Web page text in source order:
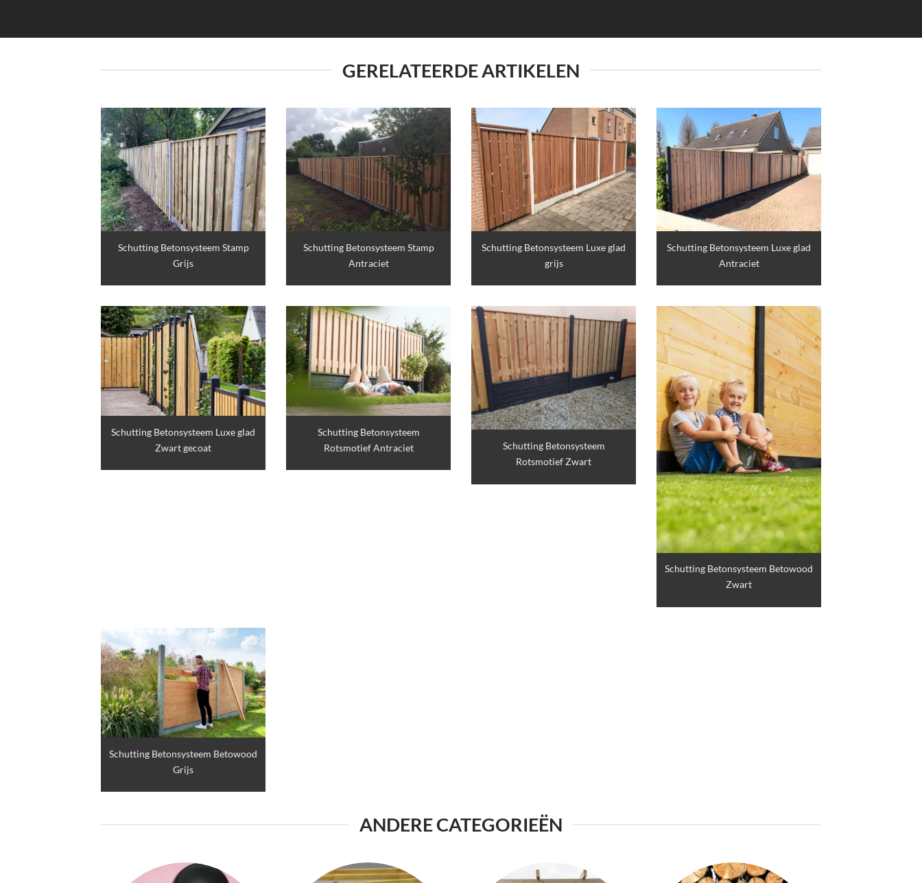
GERELATEERDE ARTIKELEN
Schutting Betonsysteem Stamp
Grijs
Schutting Betonsysteem Stamp
Antraciet
Schutting Betonsysteem Luxe glad
grijs
Schutting Betonsysteem Luxe glad
Antraciet
Schutting Betonsysteem Luxe glad
Zwart gecoat
Schutting Betonsysteem
Rotsmotief Antraciet
Schutting Betonsysteem
Rotsmotief Zwart
Schutting Betonsysteem Betowood
Zwart
Schutting Betonsysteem Betowood
Grijs
ANDERE CATEGORIEËN